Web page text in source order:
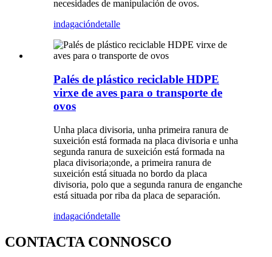
necesidades de manipulación de ovos.
indagacióndetalle
Palés de plástico reciclable HDPE
virxe de aves para o transporte de
ovos
Unha placa divisoria, unha primeira ranura de
suxeición está formada na placa divisoria e unha
segunda ranura de suxeición está formada na
placa divisoria;onde, a primeira ranura de
suxeición está situada no bordo da placa
divisoria, polo que a segunda ranura de enganche
está situada por riba da placa de separación.
indagacióndetalle
CONTACTA CONNOSCO